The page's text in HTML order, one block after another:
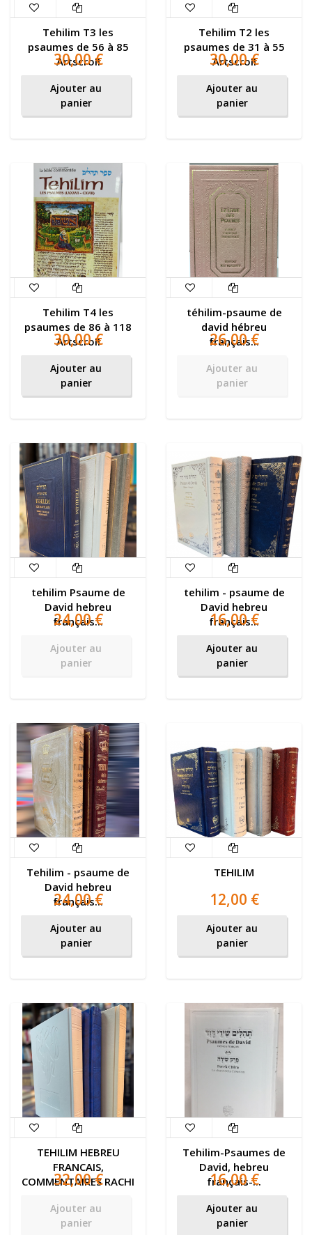
Tehilim T3 les
psaumes de 56 à 85
Artscroll
30,00 €
Ajouter au
panier
Tehilim T2 les
psaumes de 31 à 55
Artscroll
30,00 €
Ajouter au
panier
Tehilim T4 les
psaumes de 86 à 118
Artscroll
30,00 €
Ajouter au
panier
téhilim-psaume de
david hébreu
français...
26,00 €
Ajouter au
panier
tehilim Psaume de
David hebreu
français...
24,00 €
Ajouter au
panier
tehilim - psaume de
David hebreu
français...
16,00 €
Ajouter au
panier
Tehilim - psaume de
David hebreu
français...
24,00 €
Ajouter au
panier
TEHILIM
12,00 €
Ajouter au
panier
TEHILIM HEBREU
FRANCAIS,
COMMENTAIRES RACHI
32,00 €
Ajouter au
panier
Tehilim-Psaumes de
David, hebreu
français-...
16,00 €
Ajouter au
panier